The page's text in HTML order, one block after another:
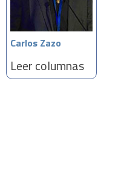
Carlos Zazo
Leer columnas